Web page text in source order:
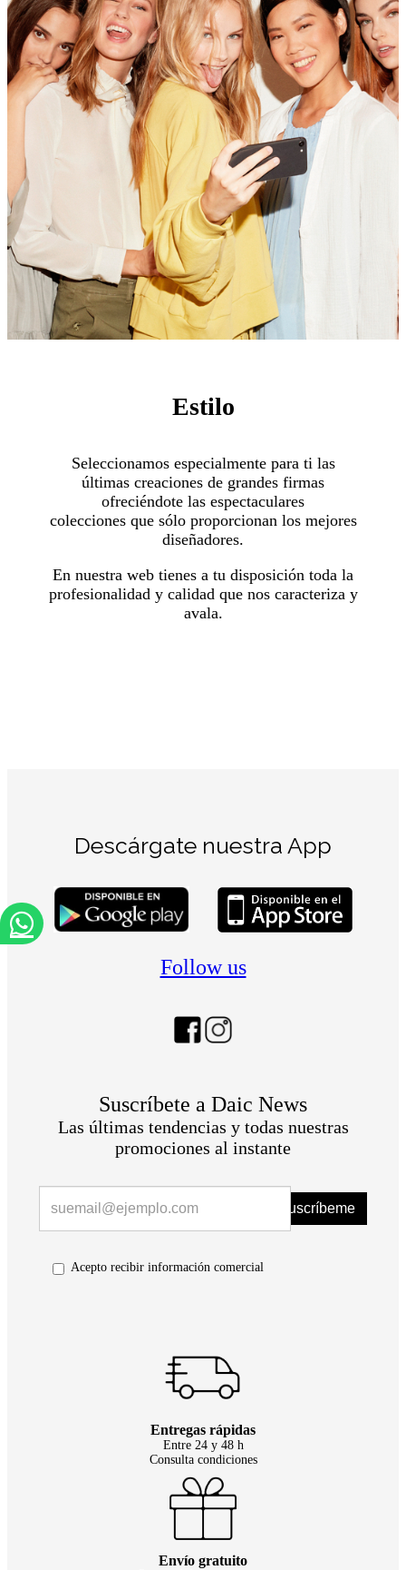
Estilo
Seleccionamos especialmente para ti las
últimas creaciones de grandes firmas
ofreciéndote las espectaculares
colecciones que sólo proporcionan los mejores
diseñadores.
En nuestra web tienes a tu disposición toda la
profesionalidad y calidad que nos caracteriza y
avala.
Descárgate nuestra App
Follow us
Suscríbete a Daic News
Las últimas tendencias y todas nuestras
promociones al instante
Suscríbeme
Acepto recibir información comercial
Entregas rápidas
Entre 24 y 48 h
Consulta condiciones
Envío gratuito